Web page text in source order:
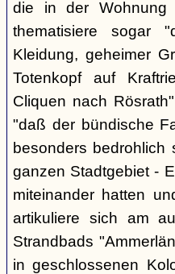
die in der Wohnung
thematisiere sogar
Kleidung, geheimer
Totenkopf auf
Cliquen nach
"daß der bündische
besonders
ganzen Stadtgebiet -
miteinander hatten
artikuliere sich am
Strandbads
in geschlossenen